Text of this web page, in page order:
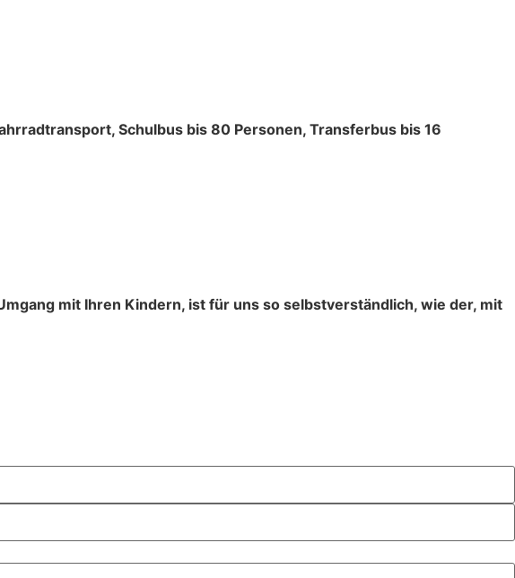
Schulbus bis 80 Personen, Transferbus bis 16
mit Ihren Kindern, ist für uns so selbstverständlich, wie der, mit